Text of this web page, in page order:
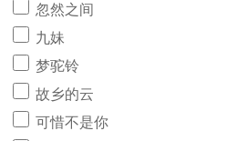
忽然之间
九妹
梦驼铃
故乡的云
可惜不是你